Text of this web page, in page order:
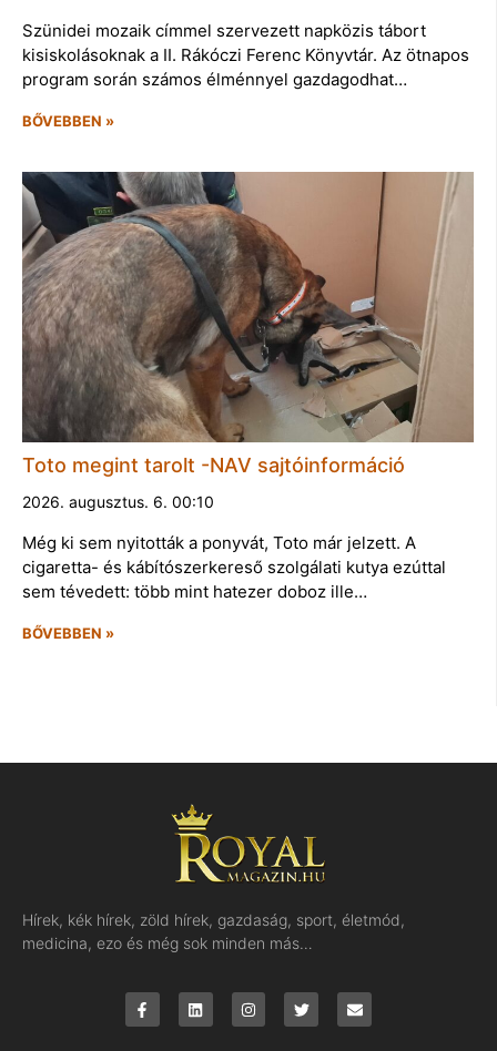
Szünidei mozaik címmel szervezett napközis tábort
kisiskolásoknak a II. Rákóczi Ferenc Könyvtár. Az ötnapos
program során számos élménnyel gazdagodhat…
BŐVEBBEN »
Toto megint tarolt -NAV sajtóinformáció
2026. augusztus. 6. 00:10
Még ki sem nyitották a ponyvát, Toto már jelzett. A
cigaretta- és kábítószerkereső szolgálati kutya ezúttal
sem tévedett: több mint hatezer doboz ille…
BŐVEBBEN »
Hírek, kék hírek, zöld hírek, gazdaság, sport, életmód,
medicina, ezo és még sok minden más…